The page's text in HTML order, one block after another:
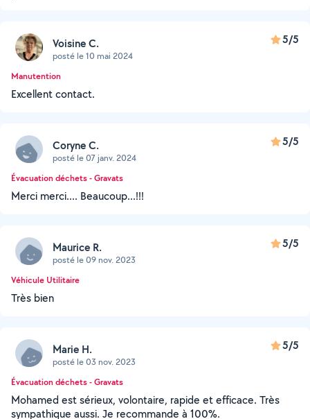
Voisine C.
posté le 10 mai 2024
5/5
Manutention
Excellent contact.
Coryne C.
posté le 07 janv. 2024
5/5
Évacuation déchets - Gravats
Merci merci.... Beaucoup...!!!
Maurice R.
posté le 09 nov. 2023
5/5
Véhicule Utilitaire
Très bien
Marie H.
posté le 03 nov. 2023
5/5
Évacuation déchets - Gravats
Mohamed est sérieux, volontaire, rapide et efficace. Très
sympathique aussi. Je recommande à 100%.